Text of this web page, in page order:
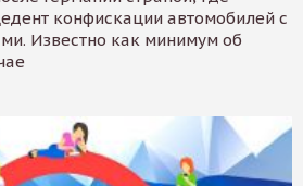
конфискации автомобилей с
Известно как минимум об